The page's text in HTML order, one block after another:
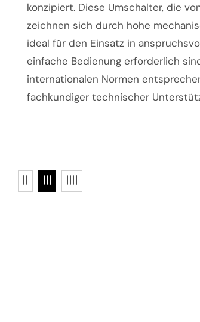
konzipiert. Diese Umschalter, die
zeichnen sich durch hohe
ideal für den Einsatz in
einfache Bedienung erforderlich
internationalen Normen
fachkundiger technischer